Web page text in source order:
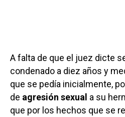
A falta de que el juez dicte
condenado a diez años y
que se pedía inicialmente,
de agresión sexual a su
que por los hechos que se